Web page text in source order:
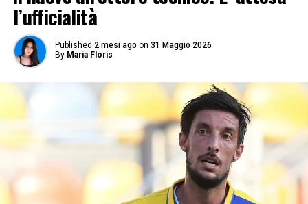
l’ufficialità
Published 2 mesi ago on 31 Maggio 2026
By Maria Floris